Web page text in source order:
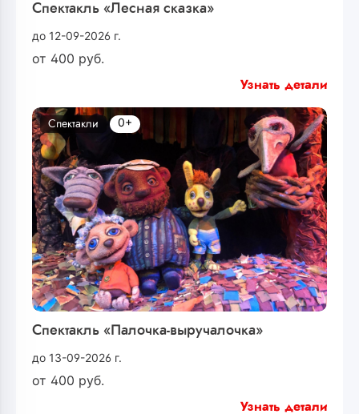
Спектакль «Лесная сказка»
до 12-09-2026 г.
от 400 руб.
Узнать детали
Спектакль «Палочка-выручалочка»
до 13-09-2026 г.
от 400 руб.
Спектакли 0+
Узнать детали